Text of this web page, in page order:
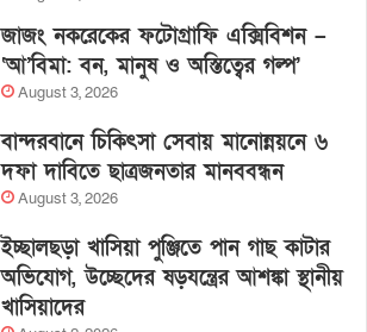
জাজং নকরেকের ফটোগ্রাফি এক্সিবিশন –
‘আ’বিমা: বন, মানুষ ও অস্তিত্বের গল্প’
August 3, 2026
বান্দরবানে চিকিৎসা সেবায় মানোন্নয়নে ৬
দফা দাবিতে ছাত্রজনতার মানববন্ধন
August 3, 2026
ইচ্ছালছড়া খাসিয়া পুঞ্জিতে পান গাছ কাটার
অভিযোগ, উচ্ছেদের ষড়যন্ত্রের আশঙ্কা স্থানীয়
খাসিয়াদের